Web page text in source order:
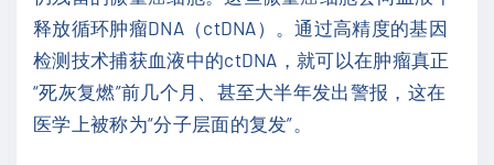
释放循环肿瘤DNA（ctDNA）。通过高精度的基因
检测技术捕获血液中的ctDNA，就可以在肿瘤真正
“死灰复燃”前几个月、甚至大半年发出警报，这在
医学上被称为“分子层面的复发”。